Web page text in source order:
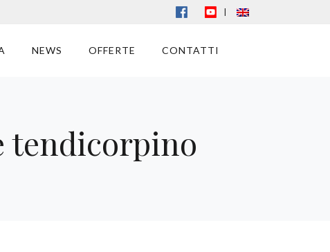
|
NEWS OFFERTE CONTATTI
tendicorpino